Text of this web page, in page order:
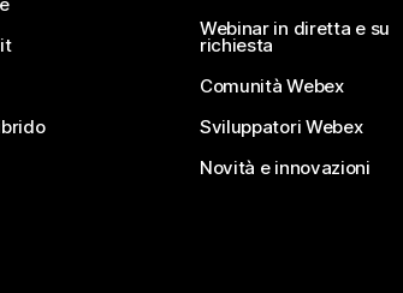
Webinar in diretta e su
richiesta
Comunità Webex
Sviluppatori Webex
Novità e innovazioni